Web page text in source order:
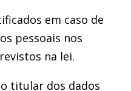
em caso de
pessoais nos
na lei.
titular dos dados